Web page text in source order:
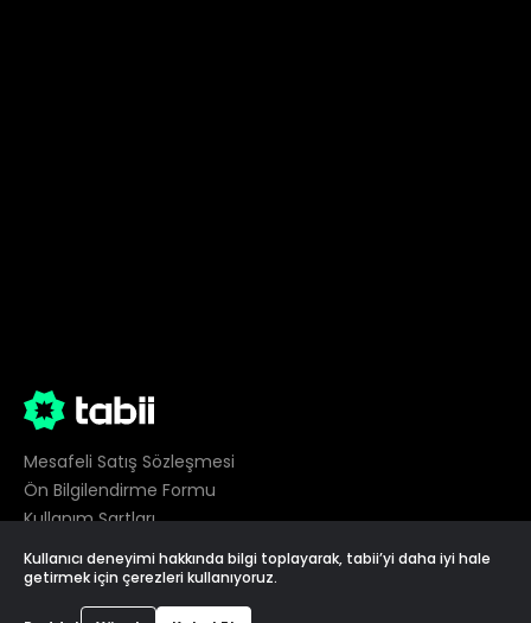
Mesafeli Satış Sözleşmesi
Ön Bilgilendirme Formu
Kullanım Şartları
Gizlilik
Çerez Tercihleri
Kullanıcı deneyimi hakkında bilgi toplayarak, tabii’yi daha iyi hale
getirmek için çerezleri kullanıyoruz.